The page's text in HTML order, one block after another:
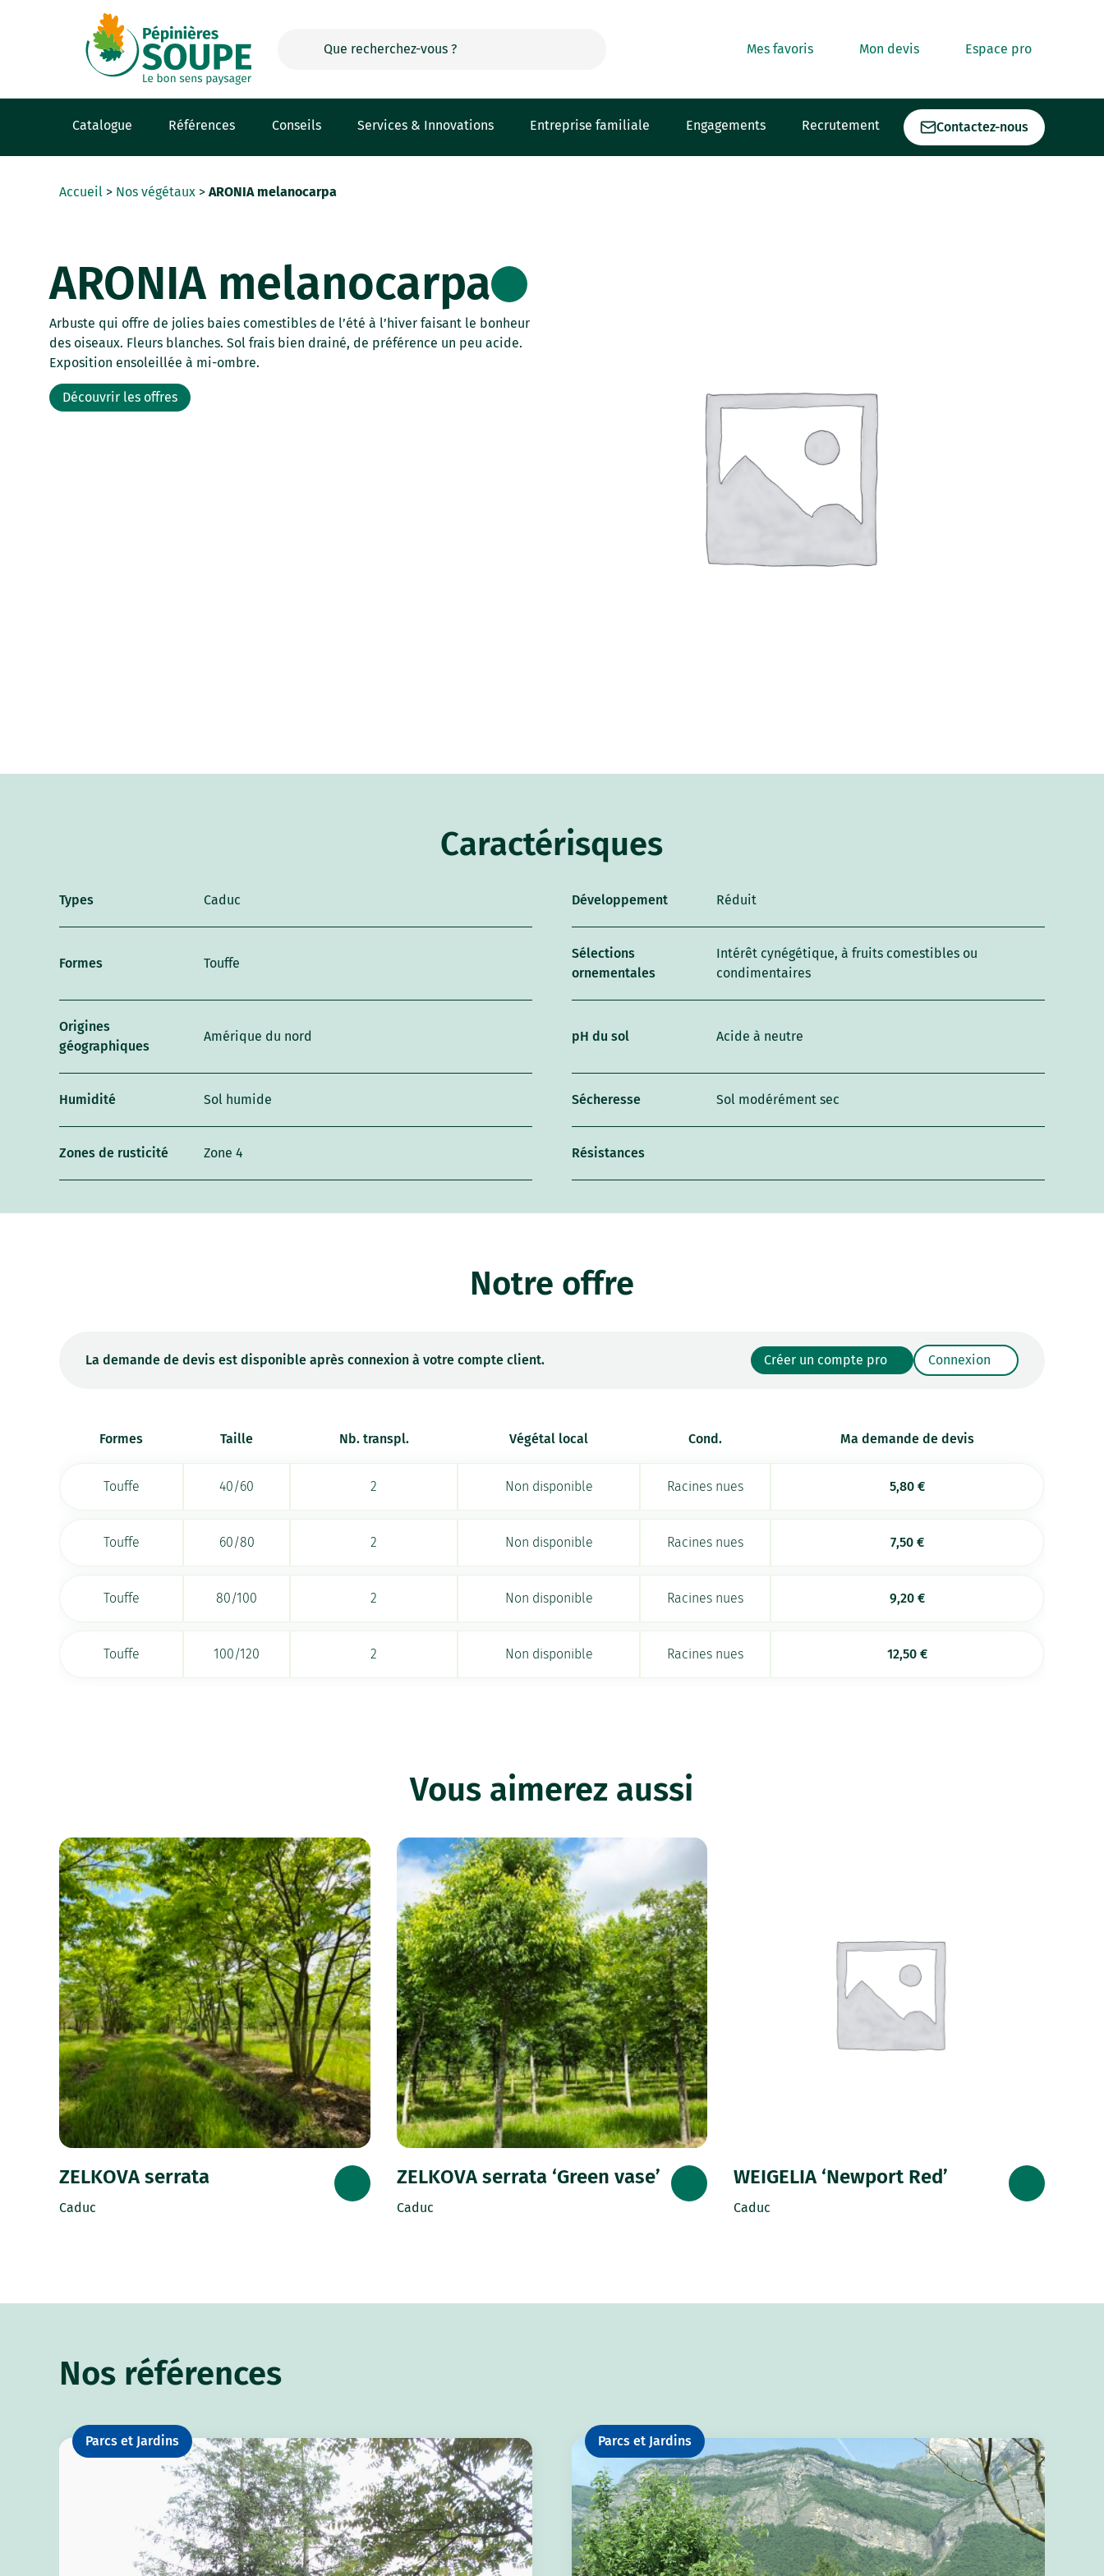
Mes favoris Mon devis Espace pro
Catalogue Références Conseils Services & Innovations Entreprise familiale Engagements Recrutement Contactez-nous
Accueil > Nos végétaux >ARONIA melanocarpa
ARONIA melanocarpa
Arbuste qui offre de jolies baies comestibles de l’été à l’hiver faisant le bonheur
des oiseaux. Fleurs blanches. Sol frais bien drainé, de préférence un peu acide.
Exposition ensoleillée à mi-ombre.
Découvrir les offres
Caractérisques
Types Caduc Développement Réduit
Formes Touffe
Sélections
ornementales
Intérêt cynégétique, à fruits comestibles ou
condimentaires
Origines
géographiques
Amérique du nord pH du sol Acide à neutre
Humidité Sol humide Sécheresse Sol modérément sec
Zones de rusticité Zone 4 Résistances
Notre offre
La demande de devis est disponible après connexion à votre compte client. Créer un compte pro Connexion
Formes Taille Nb. transpl. Végétal local Cond. Ma demande de devis
Touffe 40/60 2 Non disponible Racines nues 5,80€
Touffe 60/80 2 Non disponible Racines nues 7,50€
Touffe 80/100 2 Non disponible Racines nues 9,20€
Touffe 100/120 2 Non disponible Racines nues 12,50€
Vous aimerez aussi
ZELKOVA serrata
Caduc
ZELKOVA serrata ‘Green vase’
Caduc
WEIGELIA ‘Newport Red’
Caduc
Nos références
Parcs et Jardins Parcs et Jardins